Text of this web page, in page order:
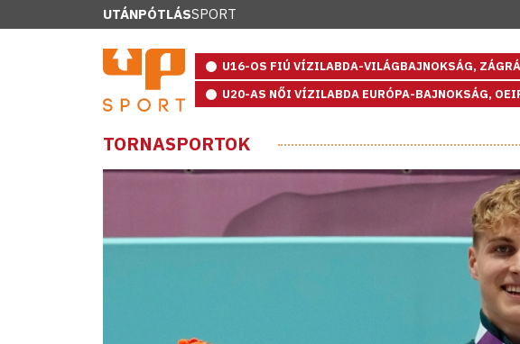
UTÁNPÓTLÁSSPORT
U16-OS FIÚ VÍZILABDA-VILÁGBAJNOKSÁG,
U20-AS NŐI VÍZILABDA EURÓPA-BAJNOKSÁG,
TORNASPORTOK